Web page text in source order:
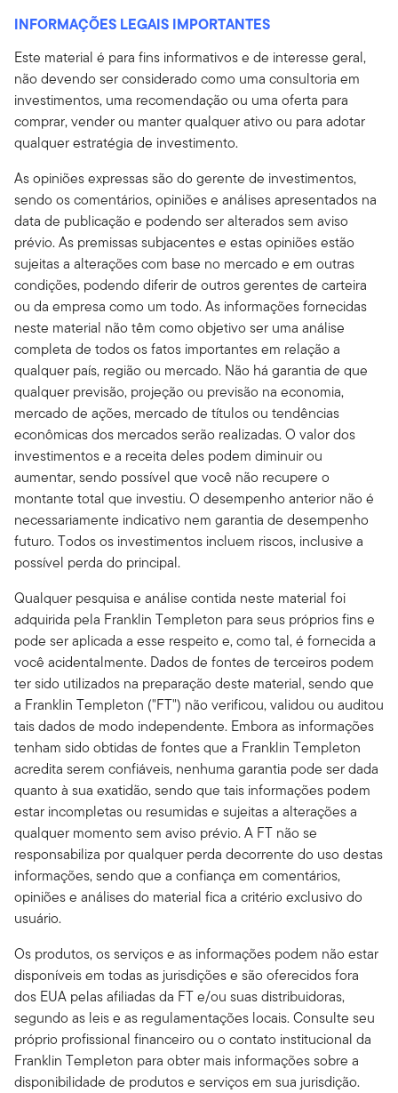
INFORMAÇÕES LEGAIS IMPORTANTES
Este material é para fins informativos e de interesse geral,
não devendo ser considerado como uma consultoria em
investimentos, uma recomendação ou uma oferta para
comprar, vender ou manter qualquer ativo ou para adotar
qualquer estratégia de investimento.
As opiniões expressas são do gerente de investimentos,
sendo os comentários, opiniões e análises apresentados na
data de publicação e podendo ser alterados sem aviso
prévio. As premissas subjacentes e estas opiniões estão
sujeitas a alterações com base no mercado e em outras
condições, podendo diferir de outros gerentes de carteira
ou da empresa como um todo. As informações fornecidas
neste material não têm como objetivo ser uma análise
completa de todos os fatos importantes em relação a
qualquer país, região ou mercado. Não há garantia de que
qualquer previsão, projeção ou previsão na economia,
mercado de ações, mercado de títulos ou tendências
econômicas dos mercados serão realizadas. O valor dos
investimentos e a receita deles podem diminuir ou
aumentar, sendo possível que você não recupere o
montante total que investiu. O desempenho anterior não é
necessariamente indicativo nem garantia de desempenho
futuro. Todos os investimentos incluem riscos, inclusive a
possível perda do principal.
Qualquer pesquisa e análise contida neste material foi
adquirida pela Franklin Templeton para seus próprios fins e
pode ser aplicada a esse respeito e, como tal, é fornecida a
você acidentalmente. Dados de fontes de terceiros podem
ter sido utilizados na preparação deste material, sendo que
a Franklin Templeton ("FT") não verificou, validou ou auditou
tais dados de modo independente. Embora as informações
tenham sido obtidas de fontes que a Franklin Templeton
acredita serem confiáveis, nenhuma garantia pode ser dada
quanto à sua exatidão, sendo que tais informações podem
estar incompletas ou resumidas e sujeitas a alterações a
qualquer momento sem aviso prévio. A FT não se
responsabiliza por qualquer perda decorrente do uso destas
informações, sendo que a confiança em comentários,
opiniões e análises do material fica a critério exclusivo do
usuário.
Os produtos, os serviços e as informações podem não estar
disponíveis em todas as jurisdições e são oferecidos fora
dos EUA pelas afiliadas da FT e/ou suas distribuidoras,
segundo as leis e as regulamentações locais. Consulte seu
próprio profissional financeiro ou o contato institucional da
Franklin Templeton para obter mais informações sobre a
disponibilidade de produtos e serviços em sua jurisdição.